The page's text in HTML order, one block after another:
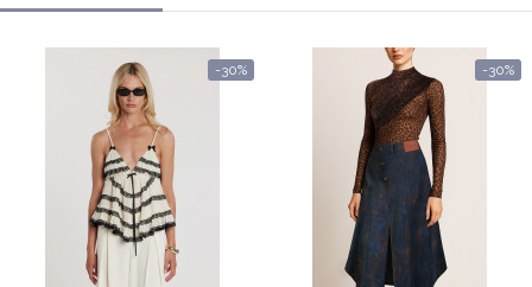
-30% -30%